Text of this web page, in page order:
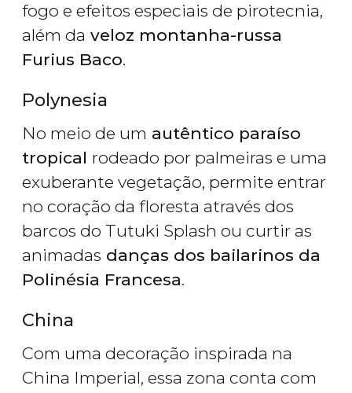
fogo e efeitos especiais de pirotecnia,
além da veloz montanha-russa
Furius Baco.
Polynesia
No meio de um autêntico paraíso
tropical rodeado por palmeiras e uma
exuberante vegetação, permite entrar
no coração da floresta através dos
barcos do Tutuki Splash ou curtir as
animadas danças dos bailarinos da
Polinésia Francesa.
China
Com uma decoração inspirada na
China Imperial, essa zona conta com